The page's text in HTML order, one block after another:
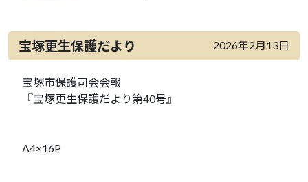
宝塚更生保護だより 2026年2月13日
宝塚市保護司会会報
『宝塚更生保護だより第40号』
A4×16P